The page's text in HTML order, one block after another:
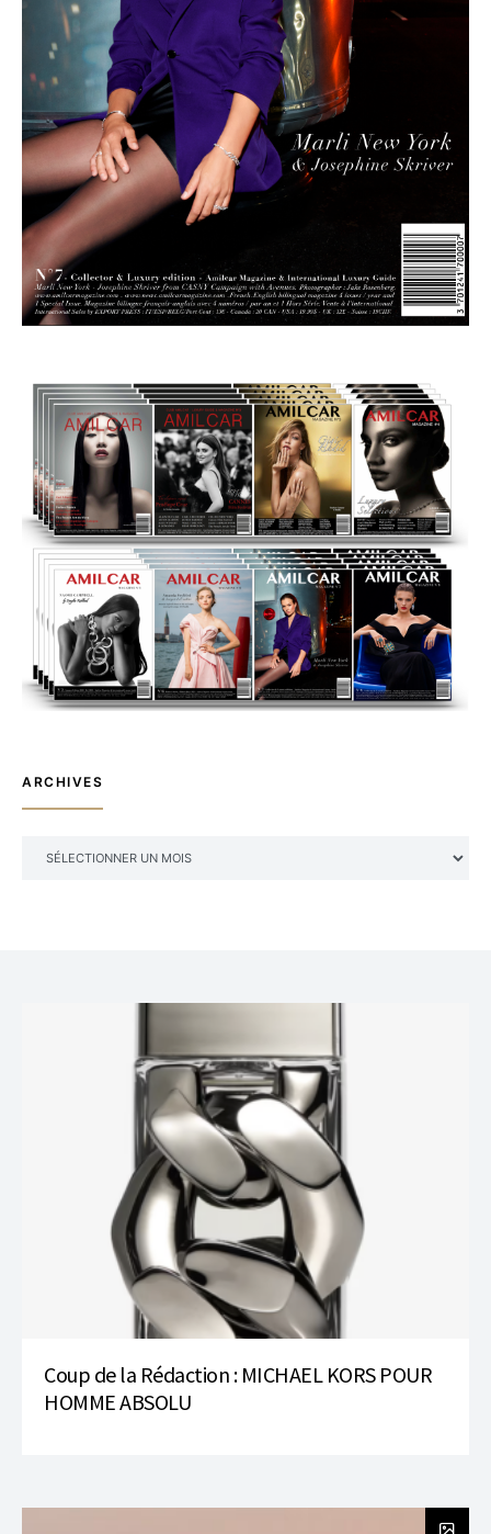
ARCHIVES
Coup de la Rédaction : MICHAEL KORS POUR
HOMME ABSOLU